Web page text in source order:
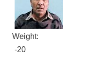
Weight:
-20